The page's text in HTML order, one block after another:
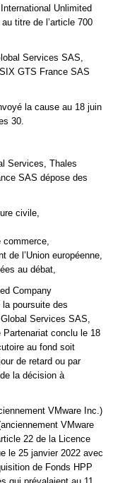
Unlimited
titre de l’article 700
Services SAS,
GTS France SAS
la cause au 18 juin
30.
Services, Thales
SAS dépose des
civile,
commerce,
de l’Union européenne,
au débat,
Company
poursuite des
Services SAS,
conclu le 18
au fond soit
de retard ou par
la décision à
VMware Inc.)
VMware
22 de la Licence
le 25 janvier 2022 avec
de Fonds HPP